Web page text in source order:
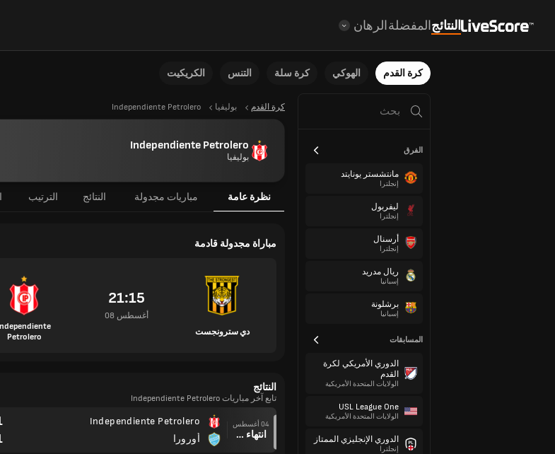
النتائجالمفضلةالرهان
كرة القدم الهوكي كرة سلة التنس الكريكيت
الفرق
مانتشستر يونايتد
إنجلترا
ليفربول
إنجلترا
أرسنال
إنجلترا
ريال مدريد
إسبانيا
برشلونة
إسبانيا
المسابقات
الدوري الأمريكي لكرة
القدم
الولايات المتحدة الأمريكية
USL League One
الولايات المتحدة الأمريكية
الدوري الإنجليزي الممتاز
إنجلترا
كرة القدم بوليفيا Independiente Petrolero
Independiente Petrolero
بوليفيا
نظرة عامة مباريات مجدولة النتائج الترتيب
مباراة مجدولة قادمة
دي سترونجست
21:15
08 أغسطس
Petrolero
النتائج
تابع آخر مباريات Independiente Petrolero
04 أغسطس
انتهاء وقت المباراة
Independiente Petrolero
أورورا